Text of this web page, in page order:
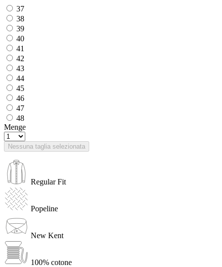
37
38
39
40
41
42
43
44
45
46
47
48
Menge
Nessuna taglia selezionata
Regular Fit
Popeline
New Kent
100% cotone